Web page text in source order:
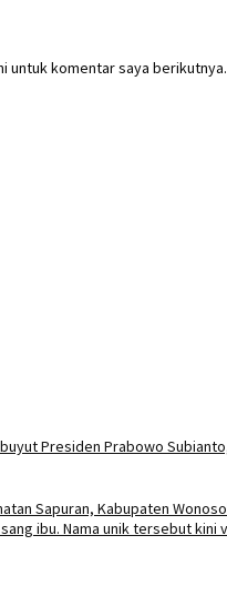
untuk komentar saya berikutnya.